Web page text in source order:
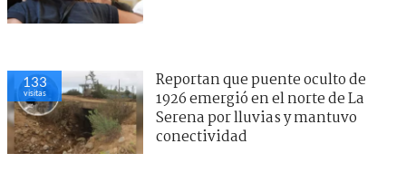
133
visitas
Reportan que puente oculto de
1926 emergió en el norte de La
Serena por lluvias y mantuvo
conectividad